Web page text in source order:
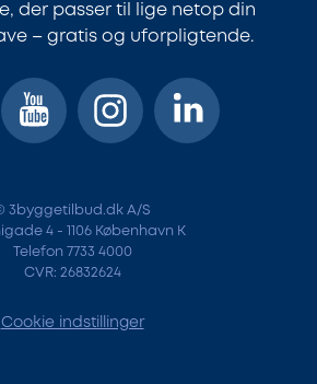
der passer til lige netop din
– gratis og uforpligtende.
3byggetilbud.dk A/S
4 - 1106 København K
Telefon 7733 4000
CVR: 26832624
Cookie indstillinger